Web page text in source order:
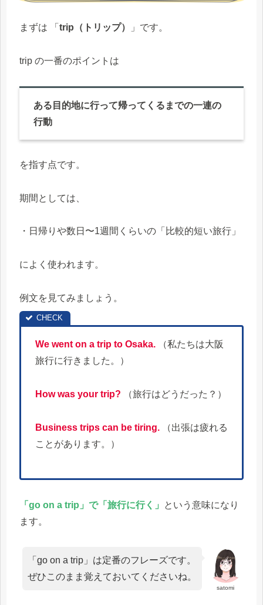
まずは 「 trip（トリップ） 」です。
trip の一番のポイントは
ある目的地に行って帰ってくるまでの一連の
行動
を指す点です。
期間としては、
・日帰りや数日〜1週間くらいの「比較的短い旅行」
によく使われます。
例文を見てみましょう。
We went on a trip to Osaka.
（私たちは大阪
旅行に行きました。）
How was your trip? （旅行はどうだった？）
Business trips can be tiring.
（出張は疲れる
ことがあります。）
「go on a trip」で「旅行に行く」
という意味になり
ます。
satomi
「go on a trip」は定番のフレーズです。
ぜひこのまま覚えておいてくださいね。